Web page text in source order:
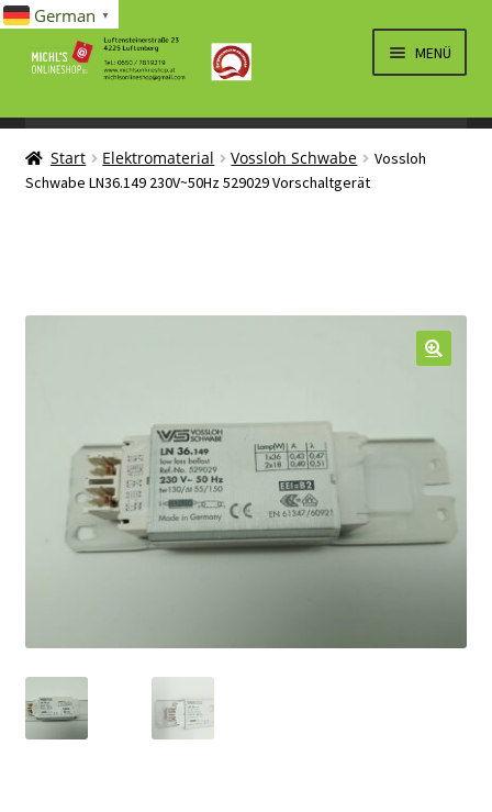
Navigation
Inhalt
MENÜ
SPIELWAREN/BAUSÄTZE
ÖFFNEN
ELEKTRO
BRIEFMARKEN
ÖFFNEN
Start Elektromaterial Vossloh Schwabe
Vossloh
Schwabe LN36.149 230V~50Hz 529029 Vorschaltgerät
German ▼